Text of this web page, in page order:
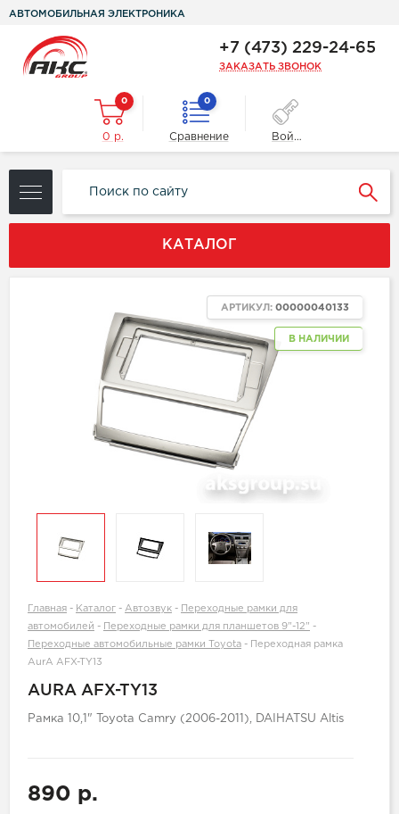
АВТОМОБИЛЬНАЯ ЭЛЕКТРОНИКА
+7 (473) 229-24-65
ЗАКАЗАТЬ ЗВОНОК
0
0 р.
0
Сравнение Войти
КАТАЛОГ
В НАЛИЧИИ
АРТИКУЛ: 00000040133
Главная - Каталог - Автозвук -
Переходные рамки для
автомобилей - Переходные рамки для планшетов 9"-12" -
Переходные автомобильные рамки Toyota -
Переходная рамка
AurA AFX-TY13
AURA AFX-TY13
Рамка 10,1" Toyota Camry (2006-2011), DAIHATSU Altis
890 р.